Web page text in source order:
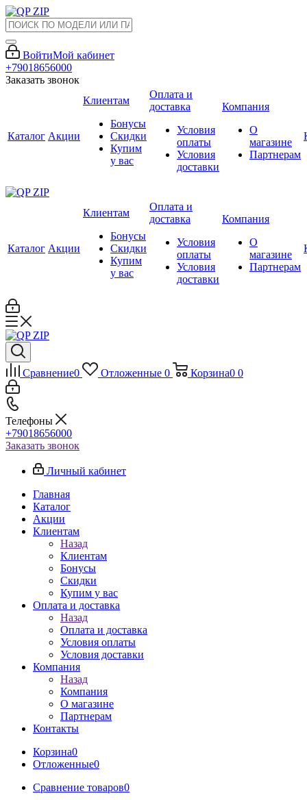
ВойтиМой кабинет
+79018656000
Заказать звонок
Каталог Акции
Клиентам
Бонусы
Скидки
Купим
у вас
Оплата и
доставка
Условия
оплаты
Условия
доставки
Компания
О
магазине
Партнерам
Каталог Акции
Клиентам
Бонусы
Скидки
Купим
у вас
Оплата и
доставка
Условия
оплаты
Условия
доставки
Компания
О
магазине
Партнерам
Сравнение0 Отложенные 0 Корзина0 0
Телефоны
+79018656000
Заказать звонок
Личный кабинет
Главная
Каталог
Акции
Клиентам
Назад
Клиентам
Бонусы
Скидки
Купим у вас
Оплата и доставка
Назад
Оплата и доставка
Условия оплаты
Условия доставки
Компания
Назад
Компания
О магазине
Партнерам
Контакты
Корзина0
Отложенные0
Сравнение товаров0